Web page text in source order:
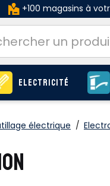
+100 magasins à
Electricité
électrique /